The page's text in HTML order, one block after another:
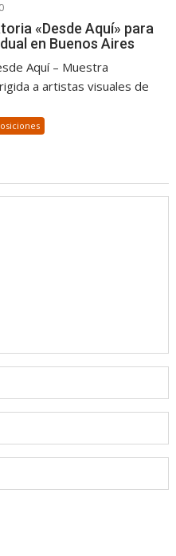
0
«Desde Aquí» para
en Buenos Aires
Aquí – Muestra
a artistas visuales de